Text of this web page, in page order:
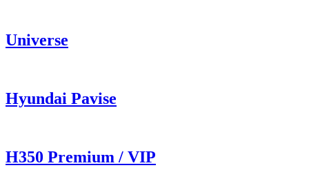
Universe
Hyundai Pavise
Н350 Premium / VIP